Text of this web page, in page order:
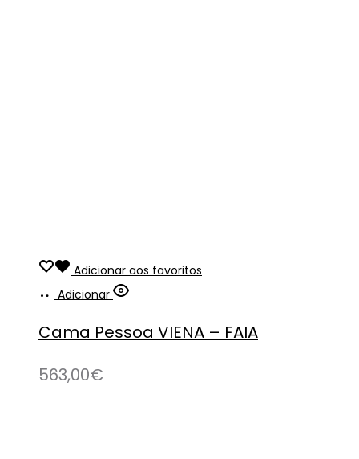
Adicionar aos favoritos
Adicionar
Cama Pessoa VIENA – FAIA
563,00€